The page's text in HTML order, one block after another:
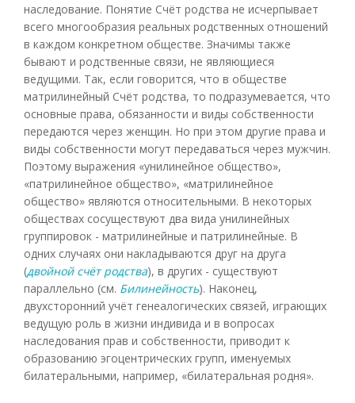
наследование. Понятие Счёт родства не исчерпывает
всего многообразия реальных родственных отношений
в каждом конкретном обществе. Значимы также
бывают и родственные связи, не являющиеся
ведущими. Так, если говорится, что в обществе
матрилинейный Счёт родства, то подразумевается, что
основные права, обязанности и виды собственности
передаются через женщин. Но при этом другие права и
виды собственности могут передаваться через мужчин.
Поэтому выражения «унилинейное общество»,
«патрилинейное общество», «матрилинейное
общество» являются относительными. В некоторых
обществах сосуществуют два вида унилинейных
группировок - матрилинейные и патрилинейные. В
одних случаях они накладываются друг на друга
(двойной счёт родства), в других - существуют
параллельно (см. Билинейность). Наконец,
двухсторонний учёт генеалогических связей, играющих
ведущую роль в жизни индивида и в вопросах
наследования прав и собственности, приводит к
образованию эгоцентрических групп, именуемых
билатеральными, например, «билатеральная родня».